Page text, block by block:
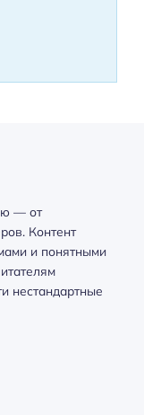
— от
Контент
и понятными
нестандартные